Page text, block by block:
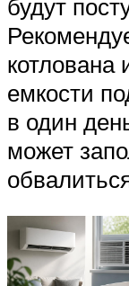
будут
котлована
емкости
в один
может